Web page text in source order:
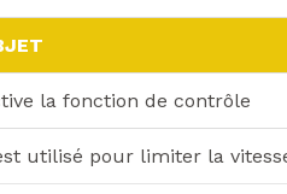
la fonction de contrôle
utilisé pour limiter la